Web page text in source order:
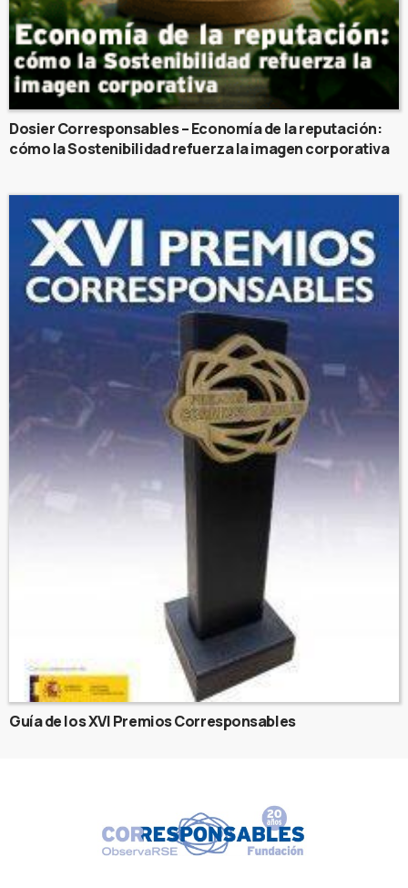
Dosier Corresponsables – Economía de la reputación:
cómo la Sostenibilidad refuerza la imagen corporativa
Guía de los XVI Premios Corresponsables